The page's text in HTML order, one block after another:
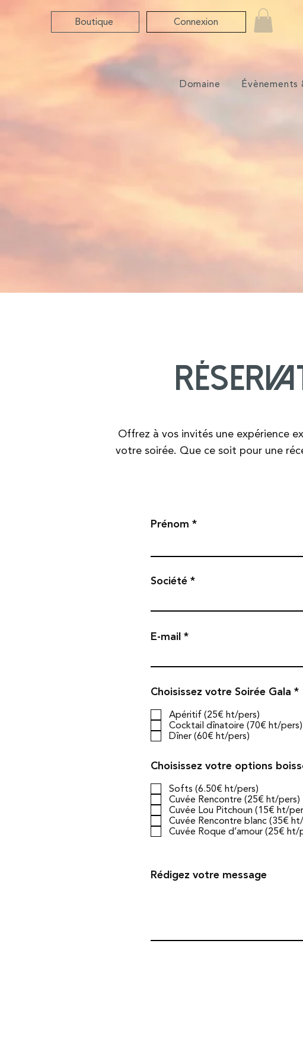
Boutique Connexion
Domaine Évènements
Offrez à vos invités une expérience
votre soirée. Que ce soit pour une
Prénom
Société
E-mail
Choisissez votre Soirée Gala *O
i
g
e
Apéritif (25€ ht/pers)
Cocktail dînatoire (70€ ht/pers)
Dîner (60€ ht/pers)
Choisissez votre options
Softs (6.50€ ht/pers)
Cuvée Rencontre (25€ ht/pers)
Cuvée Lou Pitchoun (15€ ht/
Cuvée Rencontre blanc (35€
Cuvée Roque d’amour (25€ ht/
Rédigez votre message